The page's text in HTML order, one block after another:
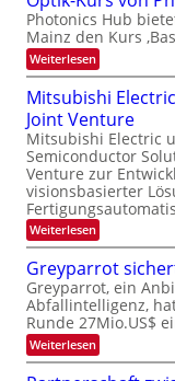
i
t
u
n
g
s
-
T
r
e
n
d
s
c
h
s
t
u
m
i
m
e
r
s
t
e
n
H
a
b
j
a
h
r
u
s
-
S
e
m
i
n
a
r
-
E
i
n
s
a
t
z
n
i
m
m
t
i
n
d
e
r
D
A
C
H
-
I
Photonics Hub
Mainz den Kurs
Weiterlesen:
O
p
t
i
k
-
K
u
r
s
v
o
P
h
o
t
o
n
i
Mitsubishi
Joint Venture
Mitsubishi Electric
Semiconductor
Venture zur
visionsbasierter
Weiterlesen:
M
t
s
u
b
i
s
h
Greyparrot
Greyparrot, ein
Abfallintelligenz,
Runde 27Mio.US$
Weiterlesen:
G